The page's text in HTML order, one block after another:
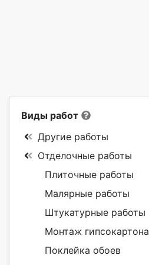
Виды работ
Другие работы
Отделочные работы
Плиточные работы
Малярные работы
Штукатурные работы
Монтаж гипсокартона
Поклейка обоев